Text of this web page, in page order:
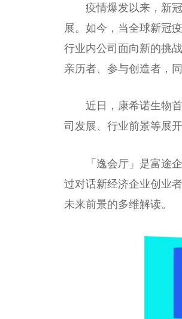
疫情爆发以来，新
展。如今，当全球新冠
行业内公司面向新的挑
亲历者、参与创造者，
近日，康希诺生物
司发展、行业前景等展开
「逸会厅」是富途
过对话新经济企业创业
未来前景的多维解读。